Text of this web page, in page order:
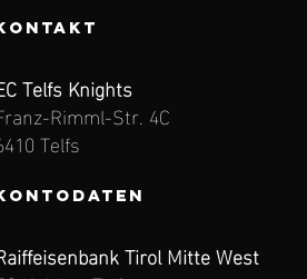
Telfs Knights
Rimml-Str. 4C
Telfs
Tirol Mitte West